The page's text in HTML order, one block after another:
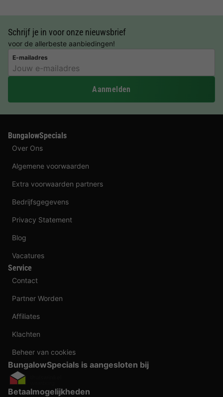
Schrijf je in voor onze nieuwsbrief
voor de allerbeste aanbiedingen!
E-mailadres
Aanmelden
BungalowSpecials
Over Ons
Algemene voorwaarden
Extra voorwaarden partners
Bedrijfsgegevens
Privacy Statement
Blog
Vacatures
Service
Contact
Partner Worden
Affiliates
Klachten
Beheer van cookies
BungalowSpecials is aangesloten bij
Betaalmogelijkheden